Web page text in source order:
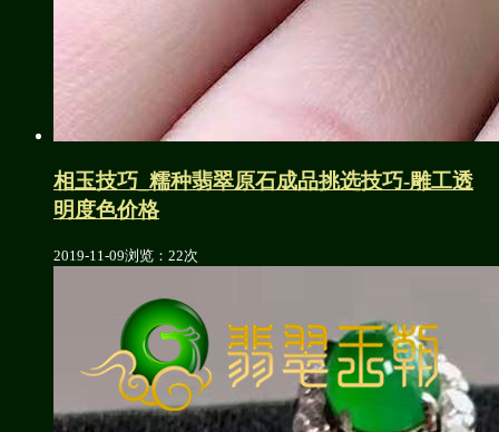
相玉技巧_糯种翡翠原石成品挑选技巧-雕工透
明度色价格
2019-11-09浏览：22次